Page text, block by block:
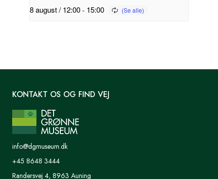
8 august / 12:00- 15:00
KONTAKT OS OG FIND VEJ
info@dgmuseum.dk
+45 8648 3444
Randersvej 4, 8963 Auning